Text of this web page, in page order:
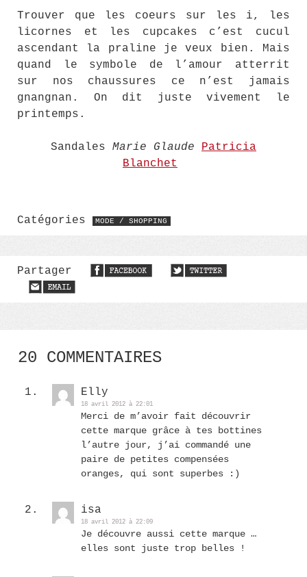
Trouver que les coeurs sur les i, les
licornes et les cupcakes c’est cucul
ascendant la praline je veux bien. Mais
quand le symbole de l’amour atterrit
sur nos chaussures ce n’est jamais
gnangnan. On dit juste vivement le
printemps.
Sandales Marie Glaude
Patricia
Blanchet
Catégories MODE / SHOPPING
Partager
20 COMMENTAIRES
Elly
18 avril 2012 à 22:01
Merci de m’avoir fait découvrir
cette marque grâce à tes bottines
l’autre jour, j’ai commandé une
paire de petites compensées
oranges, qui sont superbes :)
isa
18 avril 2012 à 22:09
Je découvre aussi cette marque …
elles sont juste trop belles !